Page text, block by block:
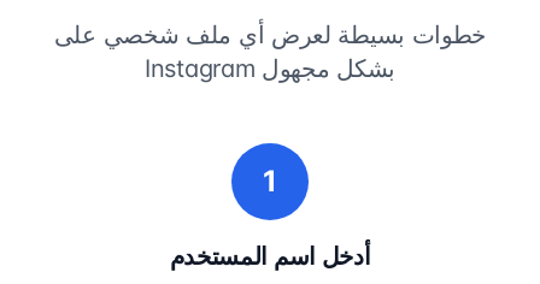
خطوات بسيطة لعرض أي ملف شخصي على
Instagram بشكل مجهول
1
أدخل اسم المستخدم